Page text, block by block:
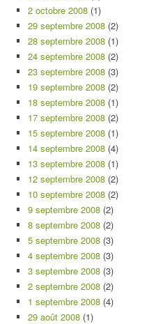
2 octobre 2008 (1)
29 septembre 2008 (2)
28 septembre 2008 (1)
24 septembre 2008 (2)
23 septembre 2008 (3)
19 septembre 2008 (2)
18 septembre 2008 (1)
17 septembre 2008 (2)
15 septembre 2008 (1)
14 septembre 2008 (4)
13 septembre 2008 (1)
12 septembre 2008 (2)
10 septembre 2008 (2)
9 septembre 2008 (2)
8 septembre 2008 (2)
5 septembre 2008 (3)
4 septembre 2008 (3)
3 septembre 2008 (3)
2 septembre 2008 (2)
1 septembre 2008 (4)
29 août 2008 (1)